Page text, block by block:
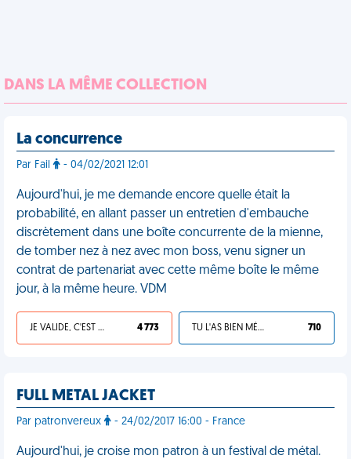
DANS LA MÊME COLLECTION
La concurrence
Par Fail - 04/02/2021 12:01
Aujourd'hui, je me demande encore quelle était la
probabilité, en allant passer un entretien d'embauche
discrètement dans une boîte concurrente de la mienne,
de tomber nez à nez avec mon boss, venu signer un
contrat de partenariat avec cette même boîte le même
jour, à la même heure. VDM
JE VALIDE, C'EST UNE VDM 4 773 TU L'AS BIEN MÉRITÉ 710
FULL METAL JACKET
Par patronvereux - 24/02/2017 16:00 - France
Aujourd'hui, je croise mon patron à un festival de métal.